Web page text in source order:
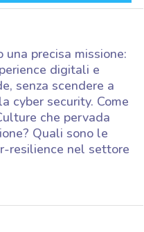
precisa missione:
digitali e
senza scendere a
cyber security. Come
che pervada
Quali sono le
resilience nel settore